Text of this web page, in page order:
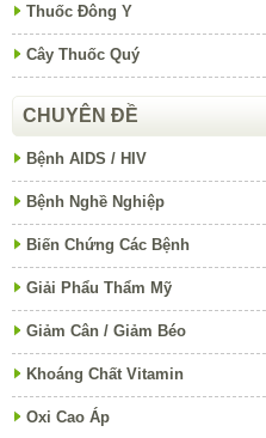
Thuốc Đông Y
Cây Thuốc Quý
CHUYÊN ĐỀ
Bệnh AIDS / HIV
Bệnh Nghề Nghiệp
Biến Chứng Các Bệnh
Giải Phẩu Thẩm Mỹ
Giảm Cân / Giảm Béo
Khoáng Chất Vitamin
Oxi Cao Áp